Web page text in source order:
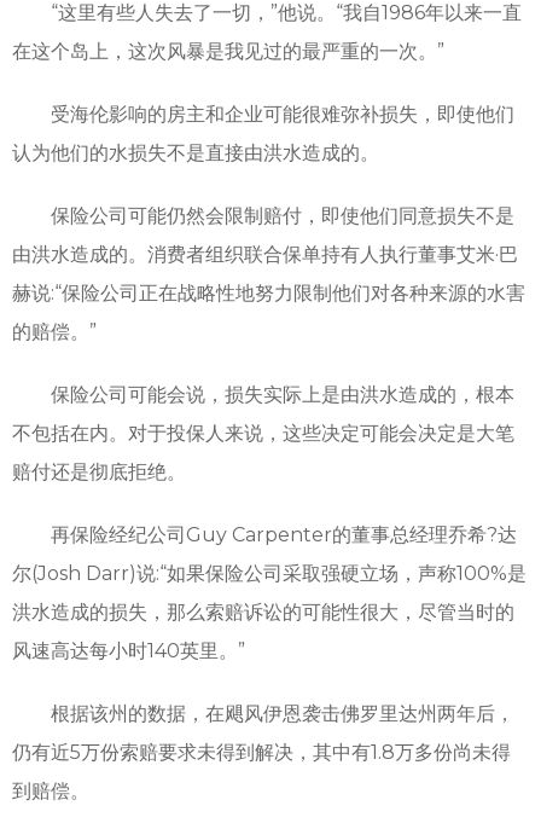
“这里有些人失去了一切，”他说。“我自1986年以来一直
在这个岛上，这次风暴是我见过的最严重的一次。”
受海伦影响的房主和企业可能很难弥补损失，即使他们
认为他们的水损失不是直接由洪水造成的。
保险公司可能仍然会限制赔付，即使他们同意损失不是
由洪水造成的。消费者组织联合保单持有人执行董事艾米·巴
赫说:“保险公司正在战略性地努力限制他们对各种来源的水害
的赔偿。”
保险公司可能会说，损失实际上是由洪水造成的，根本
不包括在内。对于投保人来说，这些决定可能会决定是大笔
赔付还是彻底拒绝。
再保险经纪公司Guy Carpenter的董事总经理乔希?达
尔(Josh Darr)说:“如果保险公司采取强硬立场，声称100%是
洪水造成的损失，那么索赔诉讼的可能性很大，尽管当时的
风速高达每小时140英里。”
根据该州的数据，在飓风伊恩袭击佛罗里达州两年后，
仍有近5万份索赔要求未得到解决，其中有1.8万多份尚未得
到赔偿。